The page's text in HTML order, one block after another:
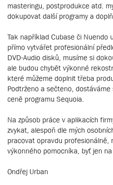
masteringu, postprodukce atd.
dokupovat další programy a
Tak například Cubase či Nuendo
přímo vytvářet profesionální
DVD-Audio disků, musíme si
ale budou chybět výkonné
které můžeme doplnit třeba
Podtrženo a sečteno,
ceně programu Sequoia.
Na způsob práce v aplikacích
zvykat, alespoň dle mých
pracovat opravdu profesionálně,
výkonného pomocníka, byť jen
Ondřej Urban